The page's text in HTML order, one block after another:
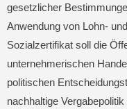
gesetzlicher
Anwendung von Lohn-
Sozialzertifikat soll die
unternehmerischen
politischen
nachhaltige